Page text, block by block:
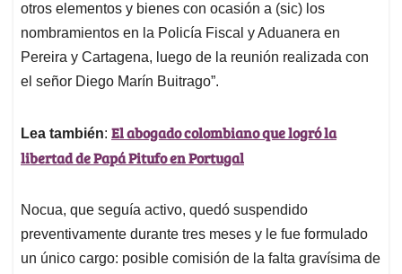
otros elementos y bienes con ocasión a (sic) los
nombramientos en la Policía Fiscal y Aduanera en
Pereira y Cartagena, luego de la reunión realizada con
el señor Diego Marín Buitrago”.
Lea también: El abogado colombiano que logró la
libertad de Papá Pitufo en Portugal
Nocua, que seguía activo, quedó suspendido
preventivamente durante tres meses y le fue formulado
un único cargo: posible comisión de la falta gravísima de